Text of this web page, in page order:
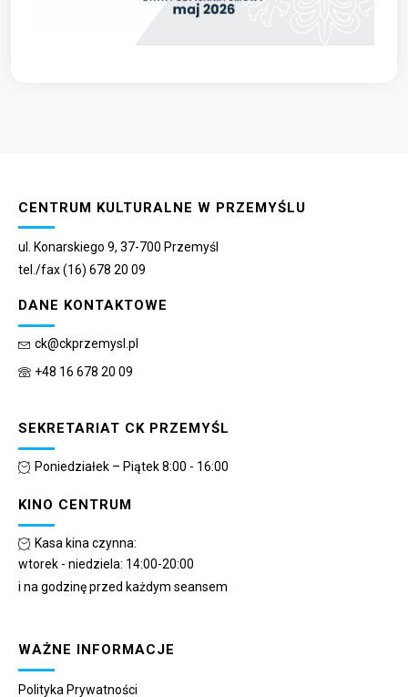
CENTRUM KULTURALNE W PRZEMYŚLU
ul. Konarskiego 9, 37-700 Przemyśl
tel./fax (16) 678 20 09
DANE KONTAKTOWE
ck@ckprzemysl.pl
+48 16 678 20 09
SEKRETARIAT CK PRZEMYŚL
Poniedziałek – Piątek 8:00 - 16:00
KINO CENTRUM
Kasa kina czynna:
wtorek - niedziela: 14:00-20:00
i na godzinę przed każdym seansem
WAŻNE INFORMACJE
Polityka Prywatności